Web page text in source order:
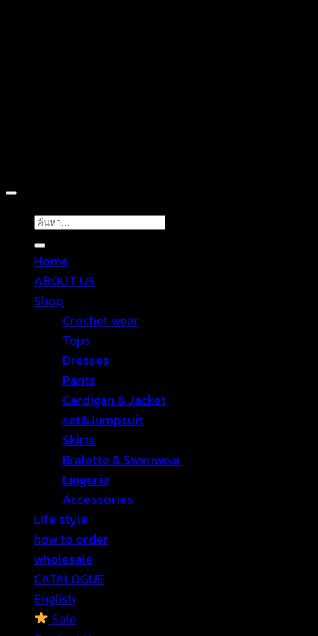
ค้นหา:
Home
ABOUT US
Shop
Crochet wear
Tops
Dresses
Pants
Cardigan & Jacket
set&Jumpsuit
Skirts
Bralette & Swimwear
Lingerie
Accessories
Life style
how to order
wholesale
CATALOGUE
English
Sale